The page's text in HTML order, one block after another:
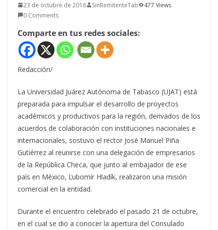
23 de octubre de 2016 SinRemitenteTab
477 Views
0 Comments
Comparte en tus redes sociales:
Redacción/
La Universidad Juárez Autónoma de Tabasco (UJAT) está
preparada para impulsar el desarrollo de proyectos
académicos y productivos para la región, derivados de los
acuerdos de colaboración con instituciones nacionales e
internacionales, sostuvo el rector José Manuel Piña
Gutiérrez al reunirse con una delegación de empresarios
de la República Checa, que junto al embajador de ese
país en México, Ľubomír Hladík, realizaron una misión
comercial en la entidad.
Durante el encuentro celebrado el pasado 21 de octubre,
en el cual se dio a conocer la apertura del Consulado